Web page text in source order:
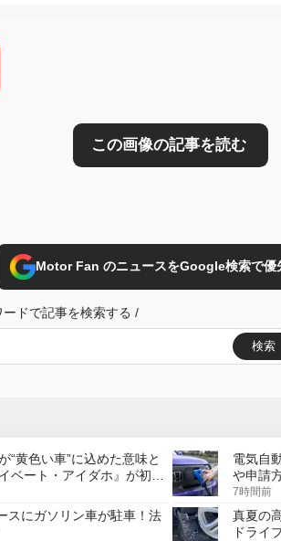
Motor Fan のニュースをGoogle検索で優
ードで記事を検索する /
検索
“黄色い車”に込めた意味と
ベート・アイダホ』が初の
復活
電気自
や申請
7時間前
スにガソリン車が駐車！法
真夏の
ドライ